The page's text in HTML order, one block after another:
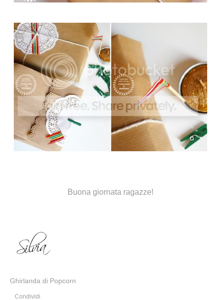
Buona giornata ragazze!
Ghirlanda di Popcorn
Condividi